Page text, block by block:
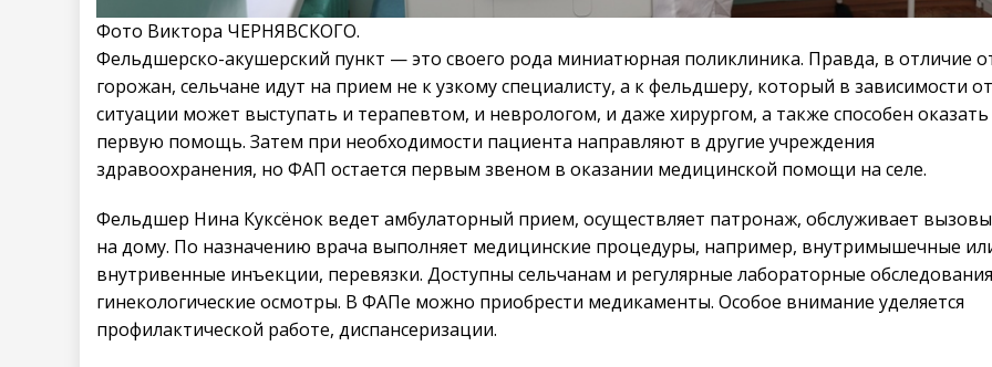
Фото Виктора ЧЕРНЯВСКОГО.
Фельдшерско-акушерский пункт — это своего рода миниатюрная поликлиника. Правда, в отличие
горожан, сельчане идут на прием не к узкому специалисту, а к фельдшеру, который в зависимости от
ситуации может выступать и терапевтом, и неврологом, и даже хирургом, а также способен оказать
первую помощь. Затем при необходимости пациента направляют в другие учреждения
здравоохранения, но ФАП остается первым звеном в оказании медицинской помощи на селе.
Фельдшер Нина Куксёнок ведет амбулаторный прием, осуществляет патронаж, обслуживает вызовы
на дому. По назначению врача выполняет медицинские процедуры, например, внутримышечные
внутривенные инъекции, перевязки. Доступны сельчанам и регулярные лабораторные
гинекологические осмотры. В ФАПе можно приобрести медикаменты. Особое внимание уделяется
профилактической работе, диспансеризации.